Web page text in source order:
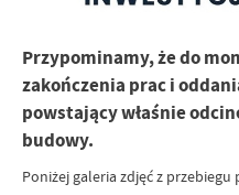
Przypominamy, że do
zakończenia prac i
powstający właśnie
budowy.
Poniżej galeria zdjęć z